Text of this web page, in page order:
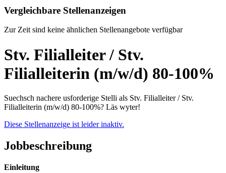
Vergleichbare Stellenanzeigen
Zur Zeit sind keine ähnlichen Stellenangebote verfügbar
Stv. Filialleiter / Stv.
Filialleiterin (m/w/d) 80-100%
Suechsch nachere usforderige Stelli als Stv. Filialleiter / Stv.
Filialleiterin (m/w/d) 80-100%? Läs wyter!
Diese Stellenanzeige ist leider inaktiv.
Jobbeschreibung
Einleitung